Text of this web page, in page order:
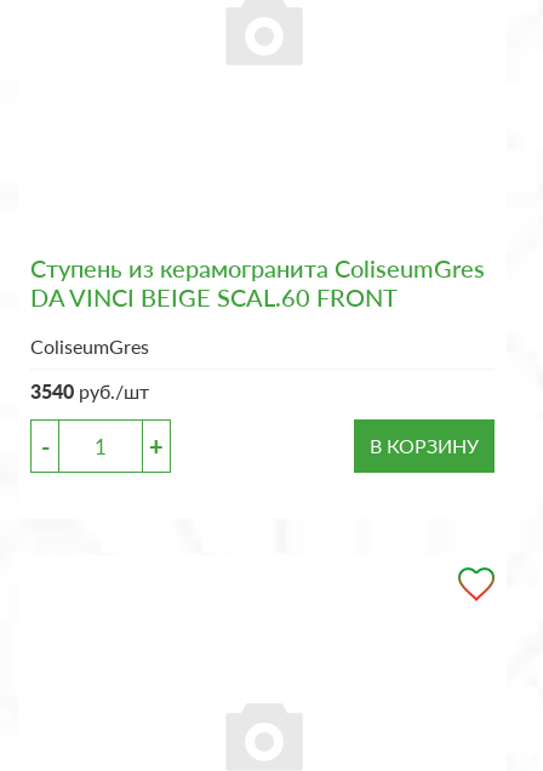
Ступень из керамогранита ColiseumGres
DA VINCI BEIGE SCAL.60 FRONT
ColiseumGres
3540 руб./шт
- + В КОРЗИНУ